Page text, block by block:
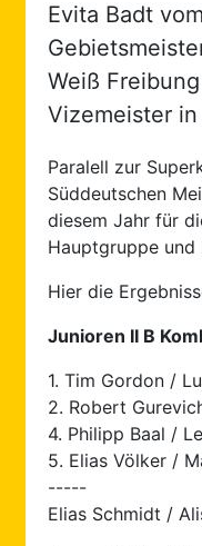
Evita Badt
Weiß
Vizemeister
Paralell zur
Süddeutschen
diesem Jahr für
Hauptgruppe und
Hier die
Junioren II B
1. Tim Gordon /
2. Robert
4. Philipp Baal /
5. Elias Völker /
-----
Elias Schmidt /